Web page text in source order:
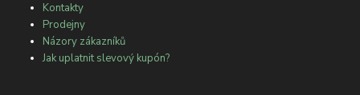
Kontakty
Prodejny
Názory zákazníků
Jak uplatnit slevový kupón?